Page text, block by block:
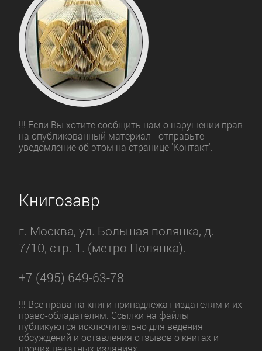
!!! Если Вы хотите сообщить нам о нарушении прав
на опубликованный материал - отправьте
уведомление об этом на странице 'Контакт'.
Книгозавр
г. Москва, ул. Большая полянка, д.
7/10, стр. 1. (метро Полянка).
+7 (495) 649-63-78
!!! Все права на книги принадлежат издателям и их
право-обладателям. Ссылки на файлы
публикуются исключительно для ведения
обсуждений и оставления отзывов о книгах и
прочих печатных изданиях.